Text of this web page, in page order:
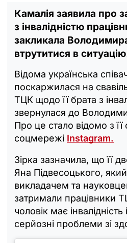
Камалія заявила про
з інвалідністю
закликала
втрутитися в
Відома українська
поскаржилася на
ТЦК щодо її брата з
звернулася до
Про це стало відомо з її
соцмережі Instagram.
Зірка зазначила, що її
Яна Підвесоцького,
викладачем та
затримали працівники
чоловік має інвалідність
серйозні проблеми зі